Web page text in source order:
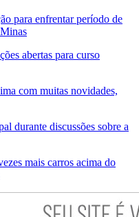
para enfrentar período de
abertas para curso
com muitas novidades,
durante discussões sobre a
mais carros acima do